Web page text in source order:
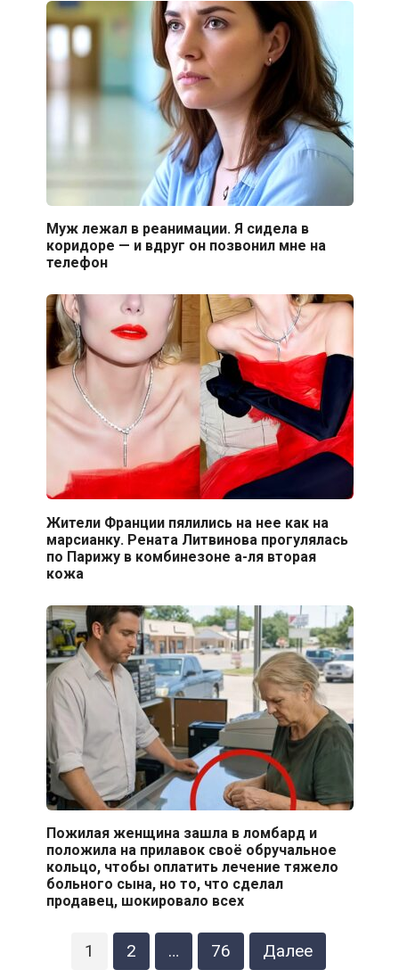
Муж лежал в реанимации. Я сидела в
коридоре — и вдруг он позвонил мне на
телефон
Жители Франции пялились на нее как на
марсианку. Рената Литвинова прогулялась
по Парижу в комбинезоне а-ля вторая
кожа
Пожилая женщина зашла в ломбард и
положила на прилавок своё обручальное
кольцо, чтобы оплатить лечение тяжело
больного сына, но то, что сделал
продавец, шокировало всех
Пагинация1 2 … 76 Далее